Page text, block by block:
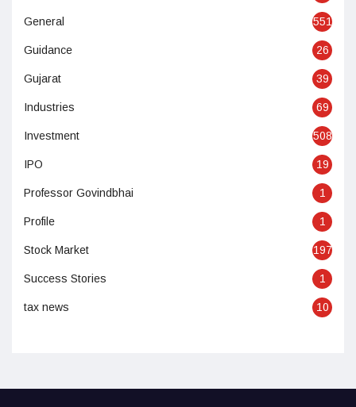
General 551
Guidance 26
Gujarat 39
Industries 69
Investment 508
IPO 19
Professor Govindbhai 1
Profile 1
Stock Market 197
Success Stories 1
tax news 10